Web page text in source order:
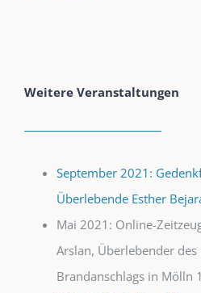
Weitere Veranstaltungen
September 2021:
Überlebende Esther
Mai 2021: Online-
Arslan, Überlebender des
Brandanschlags in Mölln